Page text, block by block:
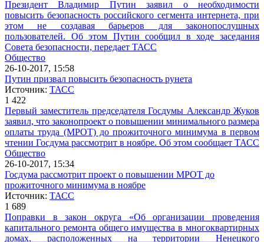
Президент Владимир Путин заявил о необходимости
повысить безопасность российского сегмента интернета, при
этом не создавая барьеров для законопослушных
пользователей. Об этом Путин сообщил в ходе заседания
Совета безопасности, передает ТАСС
Общество
26-10-2017, 15:58
Путин призвал повысить безопасность рунета
Источник: ТАСС
1 422
Первый заместитель председателя Госдумы Александр Жуков
заявил, что законопроект о повышении минимального размера
оплаты труда (МРОТ) до прожиточного минимума в первом
чтении Госдума рассмотрит в ноябре. Об этом сообщает ТАСС
Общество
26-10-2017, 15:34
Госдума рассмотрит проект о повышении МРОТ до
прожиточного минимума в ноябре
Источник: ТАСС
1 689
Поправки в закон округа «Об организации проведения
капитального ремонта общего имущества в многоквартирных
домах, расположенных на территории Ненецкого